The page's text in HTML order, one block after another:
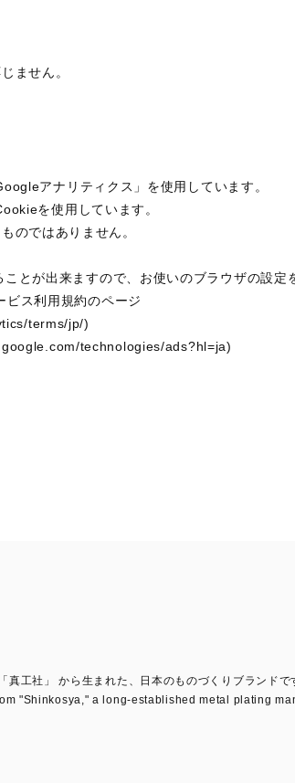
ません。
アナリティクス」を使用しています。
を使用しています。
のではありません。
とが出来ますので、お使いのブラウザの設定
ビス利用規約のページ
terms/jp/)
technologies/ads?hl=ja)
工社」 から生まれた、日本のものづくりブランドで
"Shinkosya," a long-established metal plating